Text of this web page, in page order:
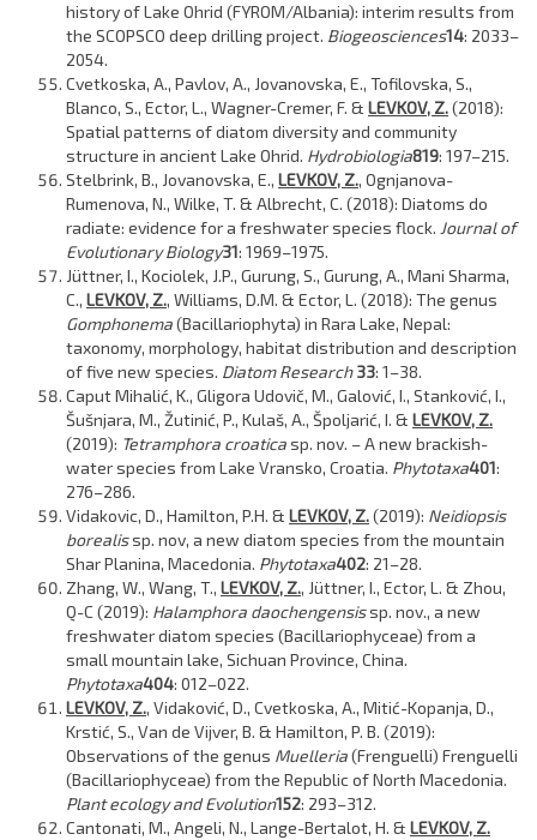
history of Lake Ohrid (FYROM/Albania): interim results from
the SCOPSCO deep drilling project. Biogeosciences14: 2033–
2054.
Cvetkoska, A., Pavlov, A., Jovanovska, E., Tofilovska, S.,
Blanco, S., Ector, L., Wagner-Cremer, F. & LEVKOV, Z.(2018):
Spatial patterns of diatom diversity and community
structure in ancient Lake Ohrid. Hydrobiologia819: 197–215.
Stelbrink, B., Jovanovska, E., LEVKOV, Z., Ognjanova-
Rumenova, N., Wilke, T. & Albrecht, C. (2018): Diatoms do
radiate: evidence for a freshwater species flock. Journal of
Evolutionary Biology31: 1969–1975.
Jüttner, I., Kociolek, J.P., Gurung, S., Gurung, A., Mani Sharma,
C., LEVKOV, Z., Williams, D.M. & Ector, L. (2018): The genus
Gomphonema(Bacillariophyta) in Rara Lake, Nepal:
taxonomy, morphology, habitat distribution and description
of five new species. Diatom Research33: 1–38.
Caput Mihalić, K., Gligora Udovič, M., Galović, I., Stanković, I.,
Šušnjara, M., Žutinić, P., Kulaš, A., Špoljarić, I. & LEVKOV, Z.
(2019): Tetramphora croaticasp. nov. – A new brackish-
water species from Lake Vransko, Croatia. Phytotaxa401:
276–286.
Vidakovic, D., Hamilton, P.H. & LEVKOV, Z.(2019): Neidiopsis
borealissp. nov, a new diatom species from the mountain
Shar Planina, Macedonia. Phytotaxa402: 21–28.
Zhang, W., Wang, T., LEVKOV, Z., Jüttner, I., Ector, L. & Zhou,
Q-C (2019): Halamphora daochengensissp. nov., a new
freshwater diatom species (Bacillariophyceae) from a
small mountain lake, Sichuan Province, China.
Phytotaxa404: 012–022.
LEVKOV, Z., Vidaković, D., Cvetkoska, A., Mitić-Kopanja, D.,
Krstić, S., Van de Vijver, B. & Hamilton, P. B. (2019):
Observations of the genus Muelleria(Frenguelli) Frenguelli
(Bacillariophyceae) from the Republic of North Macedonia.
Plant ecology and Evolution152: 293–312.
Cantonati, M., Angeli, N., Lange-Bertalot, H. & LEVKOV, Z.